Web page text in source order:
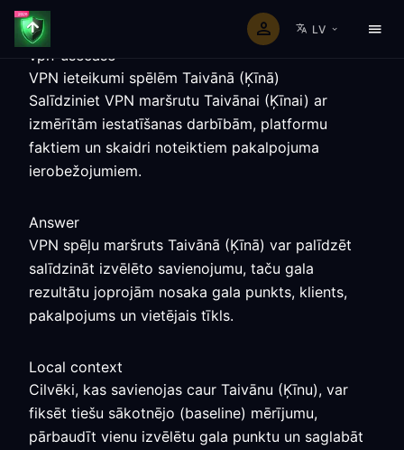
LV
vpn-usecase
VPN ieteikumi spēlēm Taivānā (Ķīnā)
Salīdziniet VPN maršrutu Taivānai (Ķīnai) ar
izmērītām iestatīšanas darbībām, platformu
faktiem un skaidri noteiktiem pakalpojuma
ierobežojumiem.
Answer
VPN spēļu maršruts Taivānā (Ķīnā) var palīdzēt
salīdzināt izvēlēto savienojumu, taču gala
rezultātu joprojām nosaka gala punkts, klients,
pakalpojums un vietējais tīkls.
Local context
Cilvēki, kas savienojas caur Taivānu (Ķīnu), var
fiksēt tiešu sākotnējo (baseline) mērījumu,
pārbaudīt vienu izvēlētu gala punktu un saglabāt